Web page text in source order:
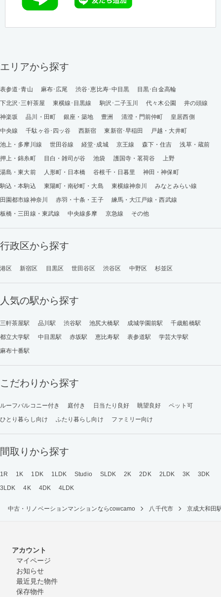
エリアから探す
表参道･青山 麻布･広尾 渋谷･恵比寿･中目黒
目黒･白金高輪
下北沢･三軒茶屋
東横線･目黒線 駒沢･二子玉川 代々木公園
井の頭線
神楽坂
品川・田町 銀座・築地 豊洲 清澄・門前仲町
皇居西側
中央線
千駄ヶ谷･四ッ谷 西新宿 東新宿･早稲田
戸越・大井町
池上・多摩川線
世田谷線 経堂･成城 京王線 森下・住吉
浅草・蔵前
押上・錦糸町
目白・雑司が谷 池袋 護国寺・茗荷谷
上野
湯島・東大前
人形町・日本橋 谷根千・日暮里
神田・神保町
駒込・本駒込
東陽町・南砂町・大島 東横線神奈川
みなとみらい線
田園都市線神奈川
赤羽・十条・王子
練馬・大江戸線・西武線
板橋・三田線・東武線
中央線多摩 京急線 その他
行政区から探す
港区 新宿区 目黒区 世田谷区 渋谷区 中野区 杉並区
人気の駅から探す
三軒茶屋駅 品川駅 渋谷駅 池尻大橋駅 成城学園前駅
千歳船橋駅
都立大学駅
中目黒駅 赤坂駅 恵比寿駅 表参道駅
学芸大学駅
麻布十番駅
こだわりから探す
ルーフバルコニー付き 庭付き 日当たり良好 眺望良好
ペット可
ひとり暮らし向け
ふたり暮らし向け ファミリー向け
間取りから探す
1R 1K 1DK 1LDK Studio SLDK 2K 2DK 2LDK 3K
3DK
3LDK
4K 4DK 4LDK
中古・リノベーションマンションならcowcamo 八千代市 京成大和田
アカウント
マイページ
お知らせ
最近見た物件
保存物件